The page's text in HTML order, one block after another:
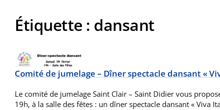
Étiquette : dansant
Comité de jumelage – Dîner spectacle dansant «
Le comité de jumelage Saint Clair – Saint Didier vous
19h, à la salle des fêtes : un dîner spectacle dansant « Viva